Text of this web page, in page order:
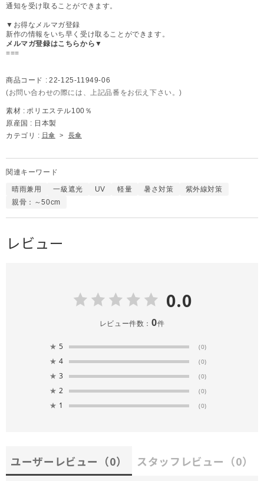
通知を受け取ることができます。
▼お得なメルマガ登録
新作の情報をいち早く受け取ることができます。
メルマガ登録はこちらから▼
===
商品コード : 22-125-11949-06
(お問い合わせの際には、上記品番をお伝え下さい。)
素材 : ポリエステル100％
原産国 : 日本製
カテゴリ : 日傘 > 長傘
関連キーワード
晴雨兼用 一級遮光 UV 軽量 暑さ対策
紫外線対策
親骨：～50cm
レビュー
0.0
レビュー件数： 0件
★ 5 (0)
★ 4 (0)
★ 3 (0)
★ 2 (0)
★ 1 (0)
ユーザーレビュー （0） スタッフレビュー （0）